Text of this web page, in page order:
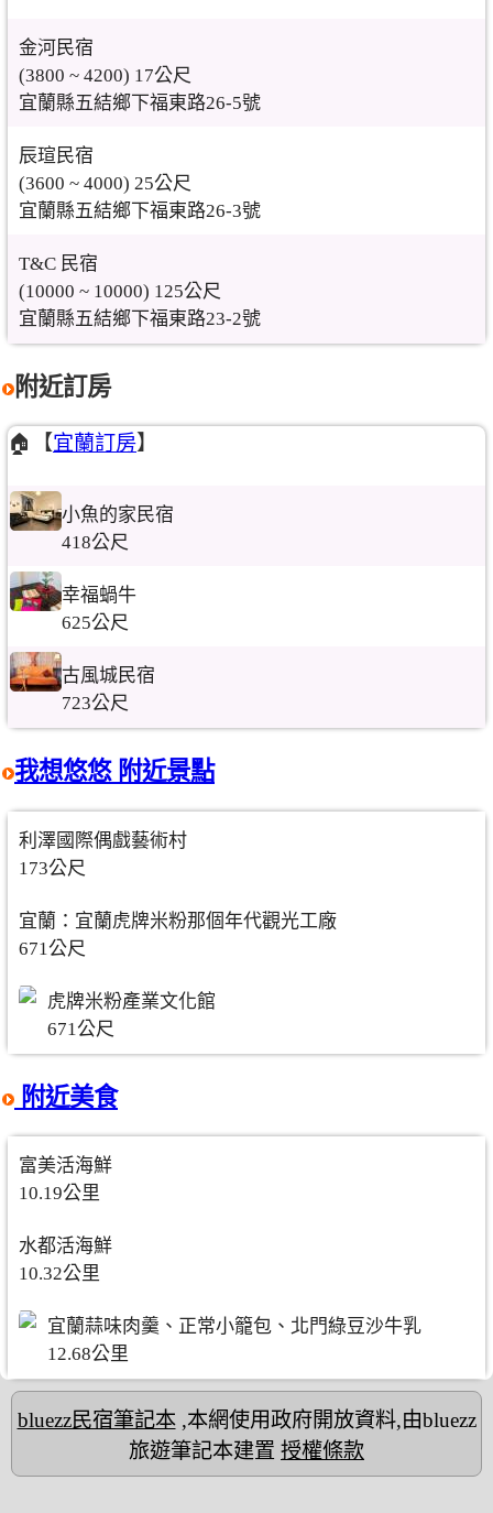
金河民宿
(3800 ~ 4200) 17公尺
宜蘭縣五結鄉下福東路26-5號
辰瑄民宿
(3600 ~ 4000) 25公尺
宜蘭縣五結鄉下福東路26-3號
T&C 民宿
(10000 ~ 10000) 125公尺
宜蘭縣五結鄉下福東路23-2號
附近訂房
🏠【宜蘭訂房】
小魚的家民宿
418公尺
幸福蝸牛
625公尺
古風城民宿
723公尺
我想悠悠 附近景點
利澤國際偶戲藝術村
173公尺
宜蘭：宜蘭虎牌米粉那個年代觀光工廠
671公尺
虎牌米粉產業文化館
671公尺
附近美食
富美活海鮮
10.19公里
水都活海鮮
10.32公里
宜蘭蒜味肉羹、正常小籠包、北門綠豆沙牛乳
12.68公里
bluezz民宿筆記本,本網使用政府開放資料,由bluezz
旅遊筆記本建置 授權條款